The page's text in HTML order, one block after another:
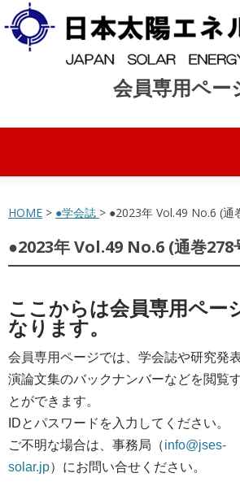
会員専用ペー
コンテンツへスキップ
HOME > ●学会誌 > ●2023年 Vol.49 No.6 (通
●2023年 Vol.49 No.6 (通巻278
ここからは会員専用ペー
なります。
会員専用ページでは、学会誌や研究発
演論文集のバックナンバーなどを閲覧
とができます。
IDとパスワードを入力してください。
ご不明な場合は、事務局（info@jses-
solar.jp）にお問い合せください。